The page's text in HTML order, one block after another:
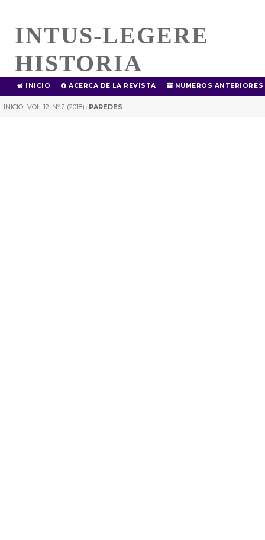
INTUS-LEGERE
HISTORIA
INICIO ACERCA DE LA REVISTA NÚMEROS ANTERIORES
INICIO | VOL. 12, Nº 2 (2018) | PAREDES